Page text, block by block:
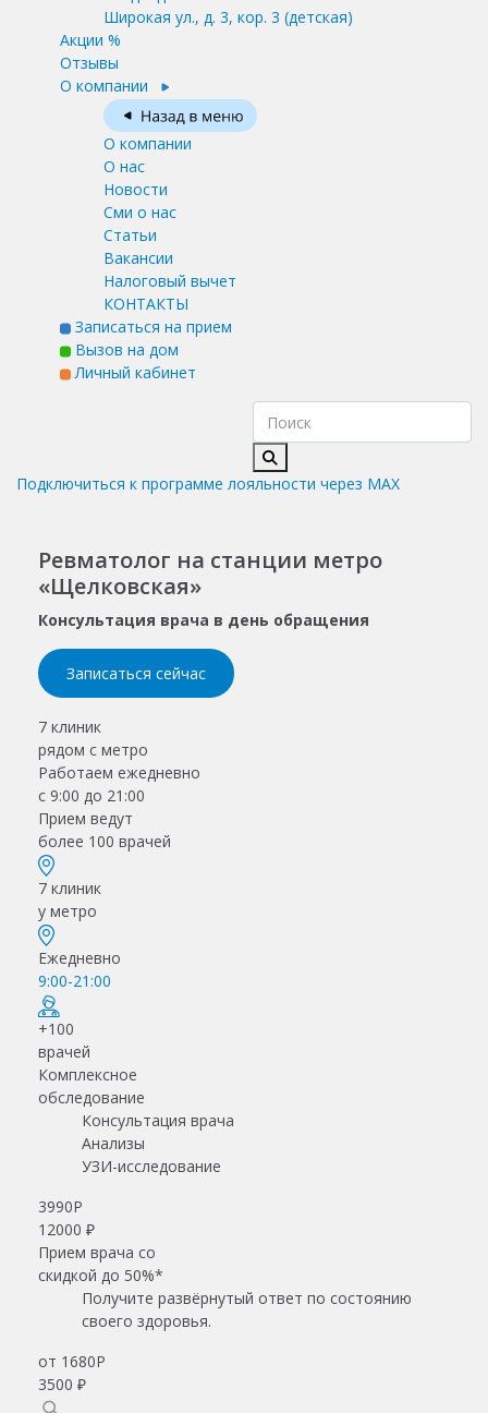
Широкая ул., д. 3, кор. 3 (детская)
Акции %
Отзывы
О компании
О компании
О нас
Новости
Сми о нас
Статьи
Вакансии
Налоговый вычет
КОНТАКТЫ
Записаться на прием
Вызов на дом
Личный кабинет
Подключиться к программе лояльности через MAX
Ревматолог на станции метро
«Щелковская»
Консультация врача в день обращения
Записаться сейчас
7 клиник
рядом с метро
Работаем ежедневно
с 9:00 до 21:00
Прием ведут
более 100 врачей
7 клиник
у метро
Ежедневно
9:00-21:00
+100
врачей
Комплексное
обследование
Консультация врача
Анализы
УЗИ-исследование
3990Р
12000 ₽
Прием врача со
скидкой до 50%*
Получите развёрнутый ответ по состоянию
своего здоровья.
от 1680Р
3500 ₽